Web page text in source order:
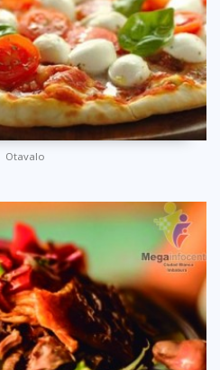
Otavalo